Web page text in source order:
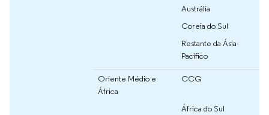
Austrália
Coreia do Sul
Restante da Ásia-
Pacífico
Oriente Médio e
África
CCG
África do Sul